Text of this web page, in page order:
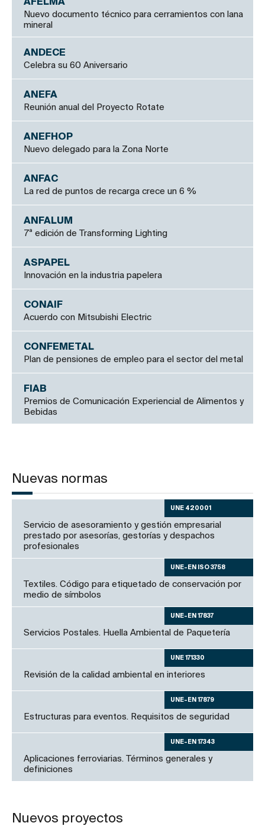
AFELMA
Nuevo documento técnico para cerramientos con lana
mineral
ANDECE
Celebra su 60 Aniversario
ANEFA
Reunión anual del Proyecto Rotate
ANEFHOP
Nuevo delegado para la Zona Norte
ANFAC
La red de puntos de recarga crece un 6 %
ANFALUM
7ª edición de Transforming Lighting
ASPAPEL
Innovación en la industria papelera
CONAIF
Acuerdo con Mitsubishi Electric
CONFEMETAL
Plan de pensiones de empleo para el sector del metal
FIAB
Premios de Comunicación Experiencial de Alimentos y
Bebidas
Nuevas normas
UNE 420001
Servicio de asesoramiento y gestión empresarial
prestado por asesorías, gestorías y despachos
profesionales
UNE-EN ISO 3758
Textiles. Código para etiquetado de conservación por
medio de símbolos
UNE-EN 17837
Servicios Postales. Huella Ambiental de Paquetería
UNE 171330
Revisión de la calidad ambiental en interiores
UNE-EN 17879
Estructuras para eventos. Requisitos de seguridad
UNE-EN 17343
Aplicaciones ferroviarias. Términos generales y
definiciones
Nuevos proyectos